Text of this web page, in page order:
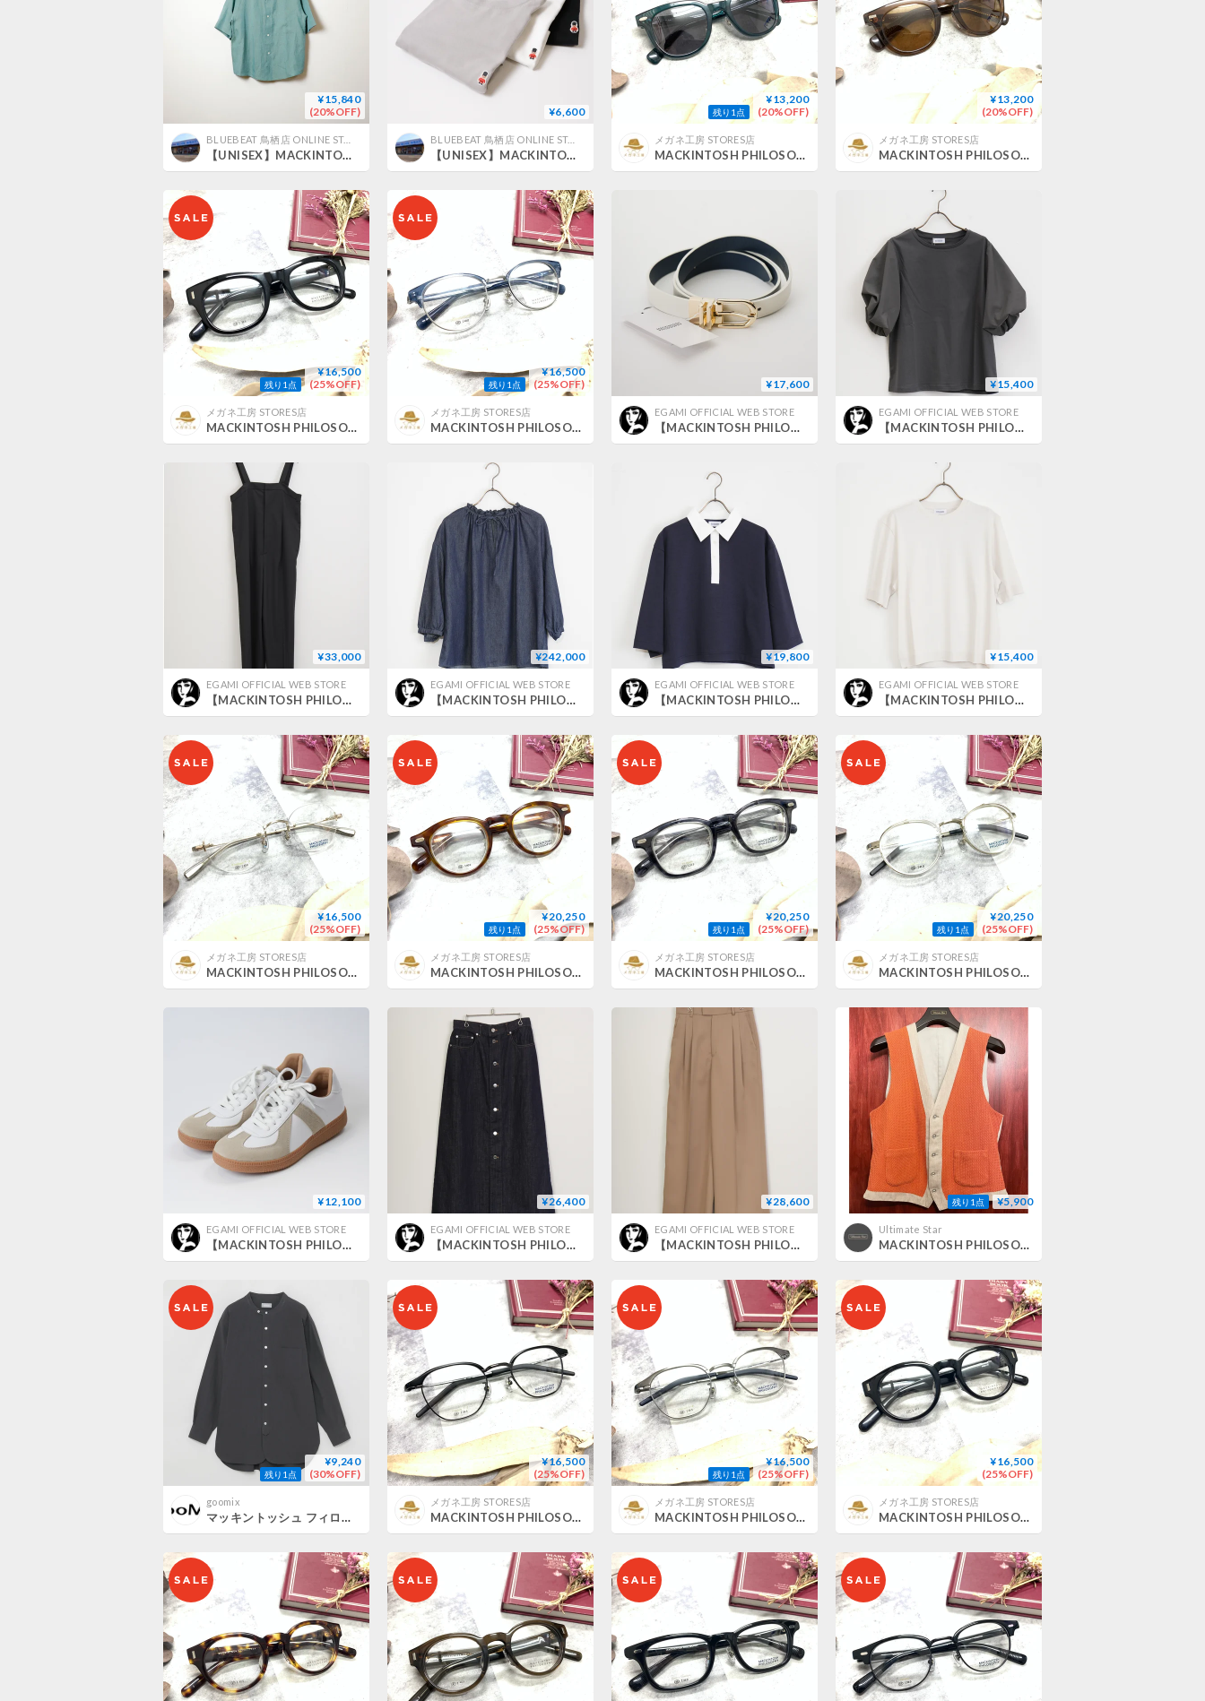
¥15,840
(20%OFF)
BLUEBEAT 鳥栖店 ONLINE STORE
【UNISEX】MACKINTOSH PHILOSOPHY[マッキントッシュフィロソフィー] GREY LABEL リネンシャンブレーショートスリーブシャツ / R9M15-580-75
¥6,600
BLUEBEAT 鳥栖店 ONLINE STORE
【UNISEX】MACKINTOSH PHILOSOPHY[マッキントッシュフィロソフィー] バッキンガムベア 5.6oz クルーネックワンポイントTシャツ
残り1点
¥13,200
(20%OFF)
メガネ工房 STORES店
MACKINTOSH PHILOSOPHY MP-913/3
¥13,200
(20%OFF)
メガネ工房 STORES店
MACKINTOSH PHILOSOPHY MP-909/3
残り1点
¥16,500
(25%OFF)
メガネ工房 STORES店
MACKINTOSH PHILOSOPHY MP-5011/1
残り1点
¥16,500
(25%OFF)
メガネ工房 STORES店
MACKINTOSH PHILOSOPHY MP-5020/3
¥17,600
EGAMI OFFICIAL WEB STORE
【MACKINTOSH PHILOSOPHY】リバーシブルベルト
¥15,400
EGAMI OFFICIAL WEB STORE
【MACKINTOSH PHILOSOPHY】バルーンスリーブコンビカットソー_250402005393
¥33,000
EGAMI OFFICIAL WEB STORE
【MACKINTOSH PHILOSOPHY】ストレッチツイルサロペット
¥242,000
EGAMI OFFICIAL WEB STORE
【MACKINTOSH PHILOSOPHY】ライトデニムフリルカラーシャツ_250322004969
¥19,800
EGAMI OFFICIAL WEB STORE
【MACKINTOSH PHILOSOPHY】ショートラガーポロ_250306003743
¥15,400
EGAMI OFFICIAL WEB STORE
【MACKINTOSH PHILOSOPHY】ハイゲージクルーネックニットT_250322004968
¥16,500
(25%OFF)
メガネ工房 STORES店
MACKINTOSH PHILOSOPHY MP-1043/1
残り1点
¥20,250
(25%OFF)
メガネ工房 STORES店
MACKINTOSH PHILOSOPHY MP-3005/2
残り1点
¥20,250
(25%OFF)
メガネ工房 STORES店
MACKINTOSH PHILOSOPHY MP-3006/1
残り1点
¥20,250
(25%OFF)
メガネ工房 STORES店
MACKINTOSH PHILOSOPHY MP-3009/1
¥12,100
EGAMI OFFICIAL WEB STORE
【MACKINTOSH PHILOSOPHY】MP TRAINER_250214002284
¥26,400
EGAMI OFFICIAL WEB STORE
【MACKINTOSH PHILOSOPHY】デニムスカート_250206002036
¥28,600
EGAMI OFFICIAL WEB STORE
【MACKINTOSH PHILOSOPHY】ツータックワイドシルエットパンツ
残り1点 ¥5,900
Ultimate Star
MACKINTOSH PHILOSOPHY ニットコンビコットンリネンジレベスト オレンジ×アイボリー 40サイズ
残り1点
¥9,240
(30%OFF)
goomix
マッキントッシュ フィロソフィー MACKINTOSH PHILOSOPHY GREY LABEL バンドカラーシャツ( ブラック カラー）
¥16,500
(25%OFF)
メガネ工房 STORES店
MACKINTOSH PHILOSOPHY MP-1040/3
残り1点
¥16,500
(25%OFF)
メガネ工房 STORES店
MACKINTOSH PHILOSOPHY MP-1040/2
¥16,500
(25%OFF)
メガネ工房 STORES店
MACKINTOSH PHILOSOPHY MP-5010/1